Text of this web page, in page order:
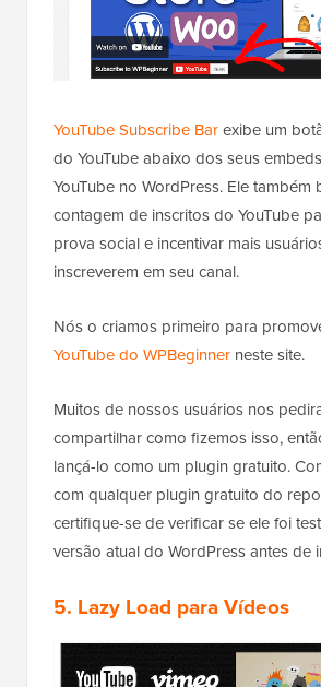
YouTube Subscribe Barexibe um
do YouTube abaixo dos seus
YouTube no WordPress. Ele também
contagem de inscritos do YouTube
prova social e incentivar mais
inscreverem em seu canal.
Nós o criamos primeiro para
YouTube do WPBeginner neste site.
Muitos de nossos usuários nos
compartilhar como fizemos isso,
lançá-lo como um plugin gratuito.
com qualquer plugin gratuito do
certifique-se de verificar se ele foi
versão atual do WordPress antes de
5. Lazy Load para Vídeos